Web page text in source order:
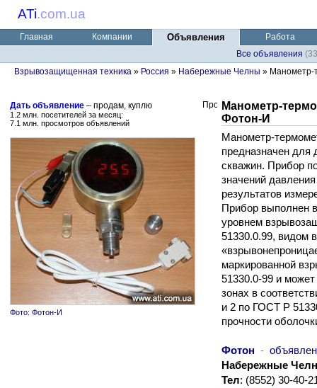
ATi.com.ua
Главная Компании Объявления
Работа
Все объявления
Взрывозащищенная техника » Россия » Набережные Челны » Манометр-
Дать объявление – продам, куплю
1.2 млн. посетителей за месяц:
7.1 млн. просмотров объявлений
Фото: Фотон-И
Манометр-
Фотон-И
Манометр-
предназначен для
скважин. Прибор
значений
результатов
Прибор выполнен
уровнем
51330.0.99, видом
маркированной
51330.0-99 и
зонах в
и 2 по ГОСТ Р
прочности
Фотон -
Набережные
Тел: (8552) 30-40-